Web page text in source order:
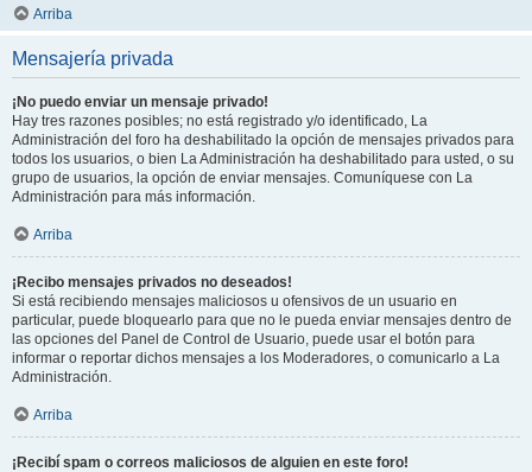
Arriba
Mensajería privada
¡No puedo enviar un mensaje privado!
Hay tres razones posibles; no está registrado y/o identificado, La
Administración del foro ha deshabilitado la opción de mensajes privados para
todos los usuarios, o bien La Administración ha deshabilitado para usted, o su
grupo de usuarios, la opción de enviar mensajes. Comuníquese con La
Administración para más información.
Arriba
¡Recibo mensajes privados no deseados!
Si está recibiendo mensajes maliciosos u ofensivos de un usuario en
particular, puede bloquearlo para que no le pueda enviar mensajes dentro de
las opciones del Panel de Control de Usuario, puede usar el botón para
informar o reportar dichos mensajes a los Moderadores, o comunicarlo a La
Administración.
Arriba
¡Recibí spam o correos maliciosos de alguien en este foro!